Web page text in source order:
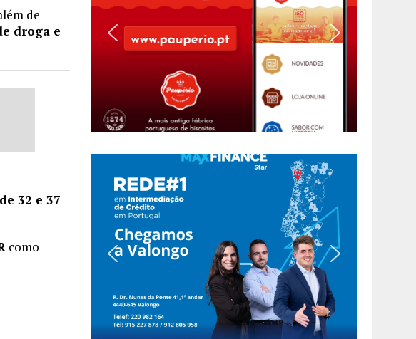
de
droga e
32 e 37
como